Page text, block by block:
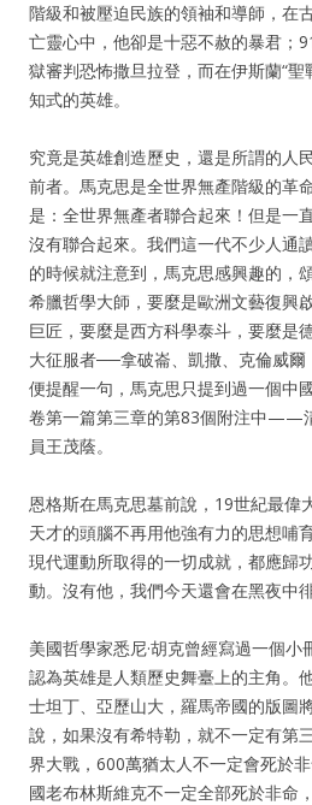
階級和被壓迫民族的領袖和導師，在
亡靈心中，他卻是十惡不赦的暴君；
獄審判恐怖撒旦拉登，而在伊斯蘭“
知式的英雄。
究竟是英雄創造歷史，還是所謂的人
前者。馬克思是全世界無產階級的革
是：全世界無產者聯合起來！但是一
沒有聯合起來。我們這一代不少人通
的時候就注意到，馬克思感興趣的，
希臘哲學大師，要麼是歐洲文藝復興
巨匠，要麼是西方科學泰斗，要麼是
大征服者──拿破崙、凱撒、克倫威
便提醒一句，馬克思只提到過一個
卷第一篇第三章的第83個附注中——
員王茂蔭。
恩格斯在馬克思墓前說，19世紀最偉
天才的頭腦不再用他強有力的思想哺
現代運動所取得的一切成就，都應歸
動。沒有他，我們今天還會在黑夜中徘
美國哲學家悉尼·胡克曾經寫過一個
認為英雄是人類歷史舞臺上的主角。
士坦丁、亞歷山大，羅馬帝國的版圖
說，如果沒有希特勒，就不一定有第
界大戰，600萬猶太人不一定會死於
國老布林斯維克不一定全部死於非命